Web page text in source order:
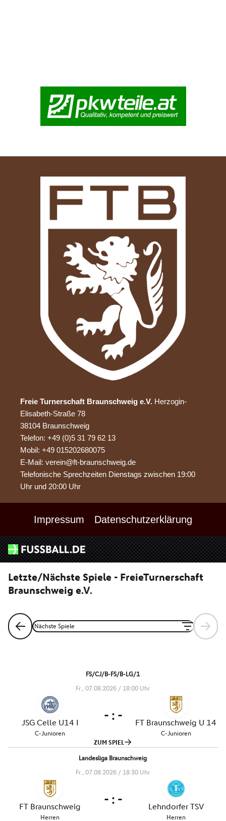
Freie Turnerschaft Braunschweig e.V. Herzogin-
Elisabeth-Straße 78
38104 Braunschweig
Telefon: +49 (0)5 31 79 62 13
Mobil: +49 015202680075
E-Mail: verein@ft-braunschweig.de
Telefonische Sprechzeiten Dienstags zwischen 19:00
Uhr und 20:00 Uhr
Impressum Datenschutzerklärung